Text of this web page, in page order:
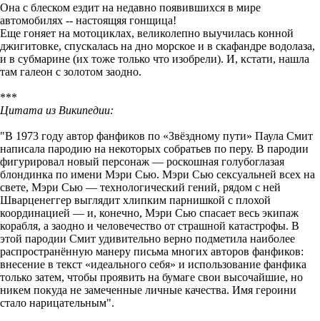
Она с блеском ездит на недавно появившихся в мире
автомобилях -- настоящяя гонщица!
Еще гоняет на мотоциклах, великолепно выучилась конной
джигитовке, спускалась на дно морское и в скафандре водолаза,
и в субмарине (их тоже только что изобрели). И, кстати, нашла
там галеон с золотом заодно.
***
Цитата из Википедии:
"В 1973 году автор фанфиков по «Звёздному пути» Паула Смит
написала пародию на некоторых собратьев по перу. В пародии
фигурировал новый персонаж — роскошная голубоглазая
блондинка по имени Мэри Сью. Мэри Сью сексуальней всех на
свете, Мэри Сью — технологический гений, рядом с ней
Шварценеггер выглядит хлипким парнишкой с плохой
координацией — и, конечно, Мэри Сью спасает весь экипаж
корабля, а заодно и человечество от страшной катастрофы. В
этой пародии Смит удивительно верно подметила наиболее
распространённую манеру письма многих авторов фанфиков:
внесение в текст «идеального себя» и использование фанфика
только затем, чтобы проявить на бумаге свои высочайшие, но
никем покуда не замеченные личные качества. Имя героини
стало нарицательным".